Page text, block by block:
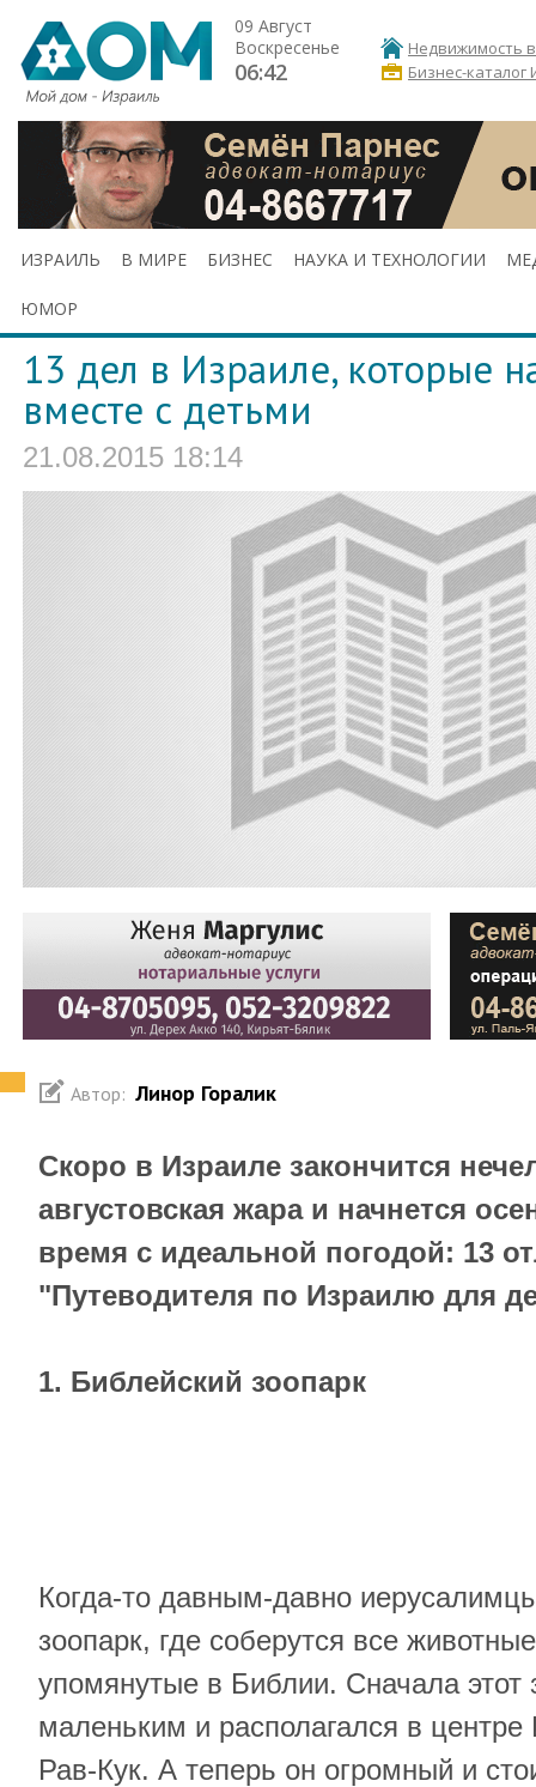
09 Август
Воскресенье
06:42
Недвижимость
Бизнес-каталог
ИЗРАИЛЬ В МИРЕ БИЗНЕС НАУКА И ТЕХНОЛОГИИ
ЮМОР
13 дел в Израиле, которые
вместе с детьми
21.08.2015 18:14
Автор: Линор Горалик
Скоро в Израиле закончится
августовская жара и начнется
время с идеальной погодой: 13
"Путеводителя по Израилю для
1. Библейский зоопарк
Когда-то давным-давно
зоопарк, где соберутся все
упомянутые в Библии. Сначала этот
маленьким и располагался в
Рав-Кук. А теперь он огромный и